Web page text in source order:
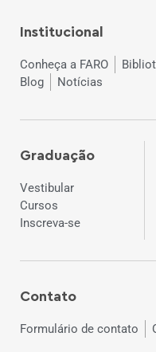
Institucional
Conheça a FARO
Blog
Notícias
Graduação
Vestibular
Cursos
Inscreva-se
Contato
Formulário de contato